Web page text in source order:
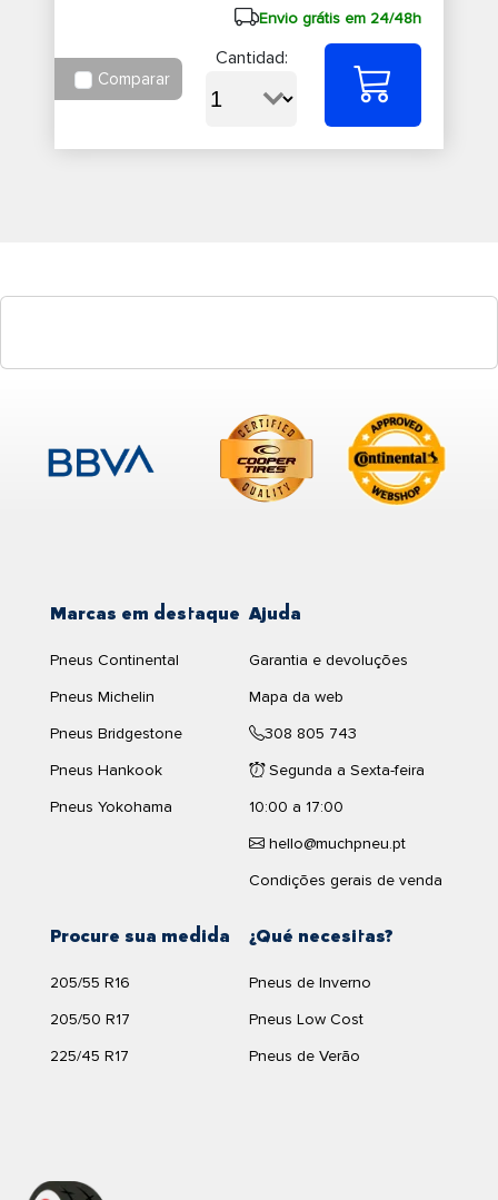
Envio grátis em 24/48h
Comparar
Cantidad:
Marcas em destaque
Pneus Continental
Pneus Michelin
Pneus Bridgestone
Pneus Hankook
Pneus Yokohama
¿Qué necesitas?
Pneus de Inverno
Pneus Low Cost
Pneus de Verão
Procure sua medida
205/55 R16
205/50 R17
225/45 R17
Ajuda
Garantia e devoluções
Mapa da web
308 805 743
Segunda a Sexta-feira
10:00 a 17:00
hello@muchpneu.pt
Condições gerais de venda